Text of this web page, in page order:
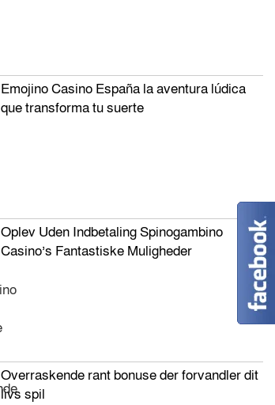
Emojino Casino España la aventura lúdica
que transforma tu suerte
Oplev Uden Indbetaling Spinogambino
Casino’s Fantastiske Muligheder
Overraskende rant bonuse der forvandler dit
livs spil